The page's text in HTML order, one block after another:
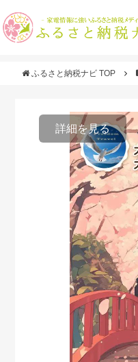
ふるさと納税ナビ TOP
詳細を見る